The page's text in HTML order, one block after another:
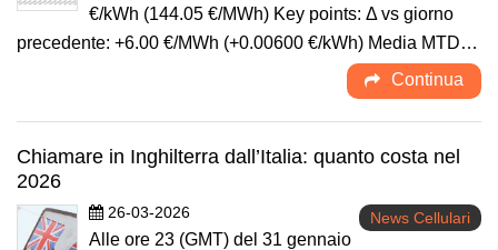
€/kWh (144.05 €/MWh) Key points: Δ vs giorno
precedente: +6.00 €/MWh (+0.00600 €/kWh) Media MTD…
Continua
Chiamare in Inghilterra dall’Italia: quanto costa nel
2026
26-03-2026 News Cellulari
Alle ore 23 (GMT) del 31 gennaio